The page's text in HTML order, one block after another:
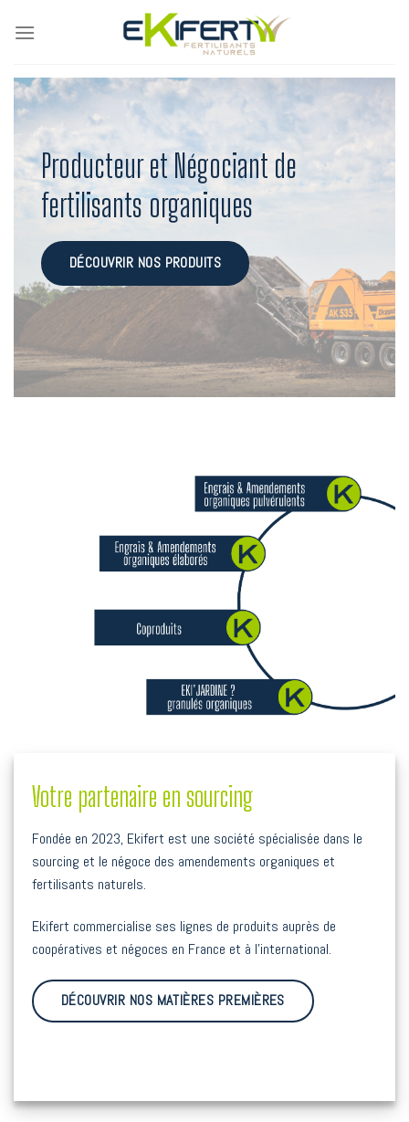
Producteur et Négociant de
fertilisants organiques
DÉCOUVRIR NOS PRODUITS
Votre partenaire en sourcing
Fondée en 2023, Ekifert est une société spécialisée dans le
sourcing et le négoce des amendements organiques et
fertilisants naturels.
Ekifert commercialise ses lignes de produits auprès de
coopératives et négoces en France et à l’international.
DÉCOUVRIR NOS MATIÈRES PREMIÈRES